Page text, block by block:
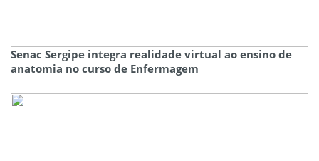
Senac Sergipe integra realidade virtual ao ensino de
anatomia no curso de Enfermagem